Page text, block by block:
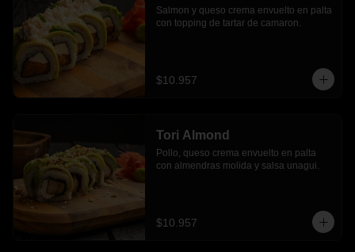
Salmon y queso crema envuelto en palta
con topping de tartar de camaron.
$10.957
Tori Almond
Pollo, queso crema envuelto en palta
con almendras molida y salsa unagui.
$10.957